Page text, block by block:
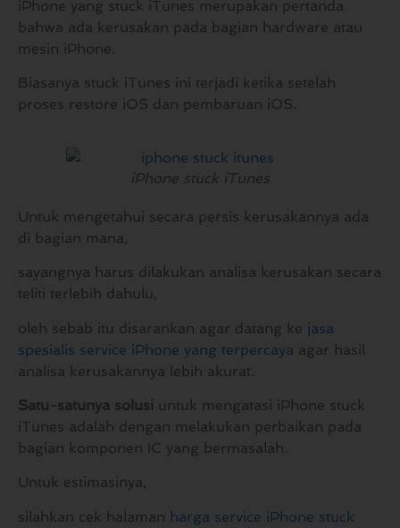
iPhone yang stuck iTunes merupakan pertanda
bahwa ada kerusakan pada bagian hardware atau
mesin iPhone.
Biasanya stuck iTunes ini terjadi ketika setelah
proses restore iOS dan pembaruan iOS.
iPhone stuck iTunes
Untuk mengetahui secara persis kerusakannya ada
di bagian mana,
sayangnya harus dilakukan analisa kerusakan secara
teliti terlebih dahulu,
oleh sebab itu disarankan agar datang ke jasa
spesialis service iPhone yang terpercaya agar hasil
analisa kerusakannya lebih akurat.
Satu-satunya solusi untuk mengatasi iPhone stuck
iTunes adalah dengan melakukan perbaikan pada
bagian komponen IC yang bermasalah.
Untuk estimasinya,
silahkan cek halaman harga service iPhone stuck